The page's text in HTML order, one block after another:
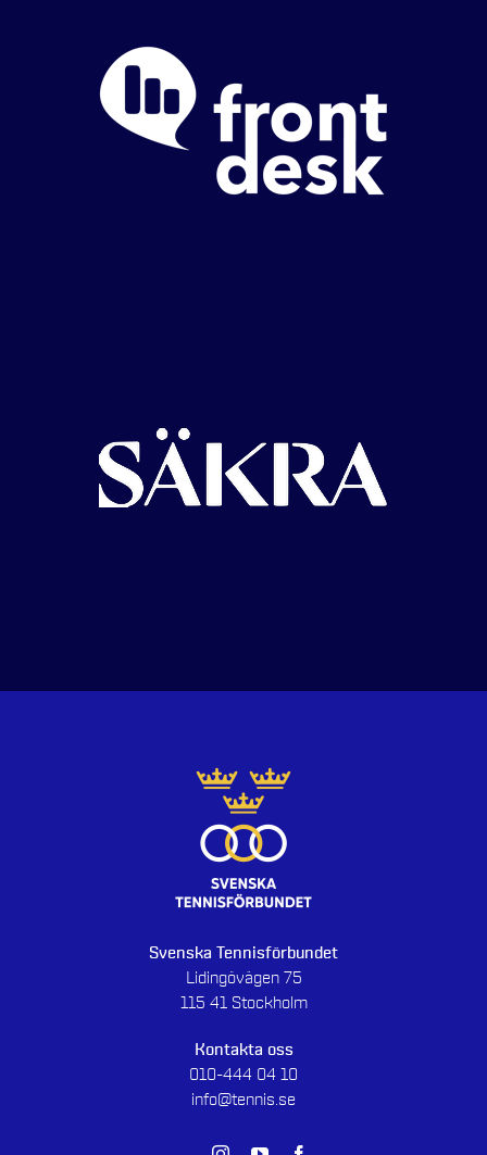
Svenska Tennisförbundet
Lidingövägen 75
115 41 Stockholm
Kontakta oss
010-444 04 10
info@tennis.se